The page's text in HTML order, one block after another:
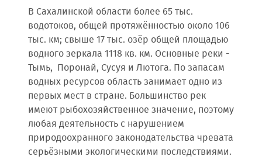
В Сахалинской области более 65 тыс.
водотоков, общей протяжённостью около 106
тыс. км; свыше 17 тыс. озёр общей площадью
водного зеркала 1118 кв. км. Основные реки -
Тымь, Поронай, Сусуя и Лютога. По запасам
водных ресурсов область занимает одно из
первых мест в стране. Большинство рек
имеют рыбохозяйственное значение, поэтому
любая деятельность с нарушением
природоохранного законодательства чревата
серьёзными экологическими последствиями.